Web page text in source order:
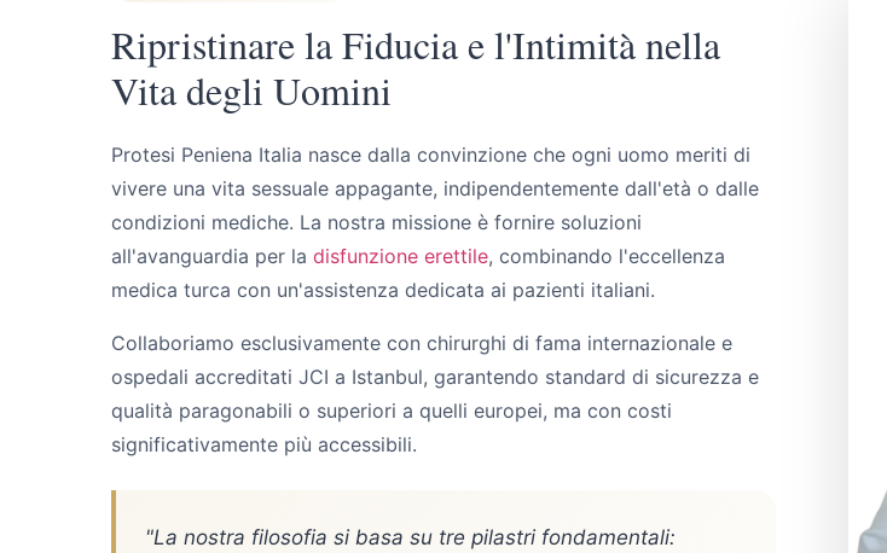
Ripristinare la Fiducia e l'Intimità nella
Vita degli Uomini
Protesi Peniena Italia nasce dalla convinzione che ogni uomo meriti di
vivere una vita sessuale appagante, indipendentemente dall'età o dalle
condizioni mediche. La nostra missione è fornire soluzioni
all'avanguardia per la disfunzione erettile, combinando l'eccellenza
medica turca con un'assistenza dedicata ai pazienti italiani.
Collaboriamo esclusivamente con chirurghi di fama internazionale e
ospedali accreditati JCI a Istanbul, garantendo standard di sicurezza e
qualità paragonabili o superiori a quelli europei, ma con costi
significativamente più accessibili.
"La nostra filosofia si basa su tre pilastri fondamentali: